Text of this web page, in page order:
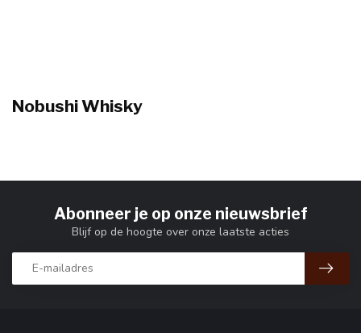
Nobushi Whisky
Abonneer je op onze nieuwsbrief
Blijf op de hoogte over onze laatste acties